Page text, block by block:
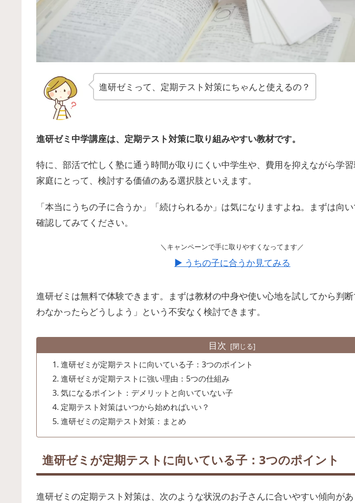
進研ゼミって、定期テスト対策にちゃんと使えるの？
進研ゼミ中学講座は、定期テスト対策に取り組みやすい教材です。
特に、部活で忙しく塾に通う時間が取りにくい中学生や、費用を抑えながら学
家庭にとって、検討する価値のある選択肢といえます。
「本当にうちの子に合うか」「続けられるか」は気になりますよね。まずは向
確認してみてください。
＼キャンペーンで手に取りやすくなってます／
▶ うちの子に合うか見てみる
進研ゼミは無料で体験できます。まずは教材の中身や使い心地を試してから判
わなかったらどうしよう」という不安なく検討できます。
目次
進研ゼミが定期テストに向いている子：3つのポイント
進研ゼミが定期テストに強い理由：5つの仕組み
気になるポイント：デメリットと向いていない子
定期テスト対策はいつから始めればいい？
進研ゼミの定期テスト対策：まとめ
進研ゼミが定期テストに向いている子：3つのポイント
進研ゼミの定期テスト対策は、次のような状況のお子さんに合いやすい傾向があ